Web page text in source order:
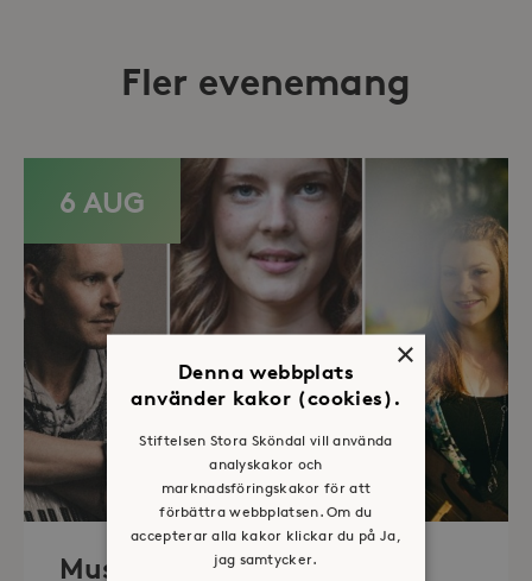
Fler evenemang
6 AUG
Musik i sommarkväll – O
×
Denna webbplats
använder kakor (cookies).
Stiftelsen Stora Sköndal vill använda
analyskakor och
marknadsföringskakor för att
förbättra webbplatsen. Om du
accepterar alla kakor klickar du på Ja,
jag samtycker.